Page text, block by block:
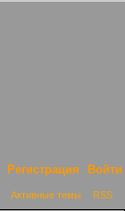
Регистрация Войти
Активные темы RSS